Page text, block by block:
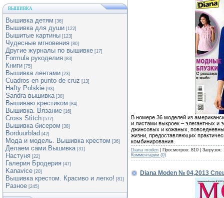
ВЫШИВКА
Вышивка детям [36]
Вышивка для души [122]
Вышитые картины [123]
Чудесные мгновения [80]
Другие журналы по вышивке [17]
Formula рукоделия [83]
Книги [75]
Вышивка лентами [23]
Cuadros en punto de cruz [13]
Hafty Polskie [93]
Sandra вышивка [38]
Вышиваю крестиком [84]
Вышивка. Вязание [16]
Cross Stitch [577]
Вышивка бисером [38]
Borduurblad [42]
Мода и модель. Вышивка крестом [36]
Делаем сами.Вышивка [31]
Настуня [22]
Галерия Бродерия [47]
Kanavice [20]
Вышивка крестом. Красиво и легко! [81]
Разное [245]
В номере 36 моделей из
и листами выкроек – элегантных и
джинсовых и кожаных,
жизни, предоставляющих
комбинирования.
Diana moden | Просмотров: 810 |
Комментарии (0)
Diana Moden № 04,2013